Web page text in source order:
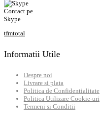
Contact pe
Skype
tfmtotal
Informatii Utile
Despre noi
Livrare si plata
Politica de Confidentialitate
Politica Utilizare Cookie-uri
Termeni si Conditii